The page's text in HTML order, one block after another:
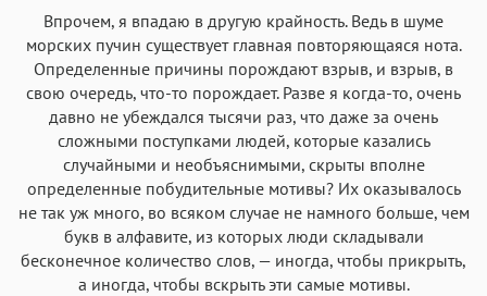
Впрочем, я впадаю в другую крайность. Ведь в шуме
морских пучин существует главная повторяющаяся нота.
Определенные причины порождают взрыв, и взрыв, в
свою очередь, что-то порождает. Разве я когда-то, очень
давно не убеждался тысячи раз, что даже за очень
сложными поступками людей, которые казались
случайными и необъяснимыми, скрыты вполне
определенные побудительные мотивы? Их оказывалось
не так уж много, во всяком случае не намного больше, чем
букв в алфавите, из которых люди складывали
бесконечное количество слов, — иногда, чтобы прикрыть,
а иногда, чтобы вскрыть эти самые мотивы.